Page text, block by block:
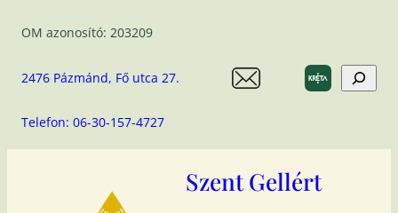
OM azonosító: 203209
2476 Pázmánd, Fő utca 27.
Telefon: 06-30-157-4727
Search
Szent Gellért